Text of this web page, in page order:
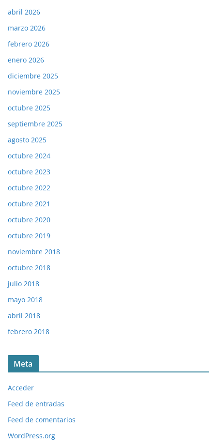
abril 2026
marzo 2026
febrero 2026
enero 2026
diciembre 2025
noviembre 2025
octubre 2025
septiembre 2025
agosto 2025
octubre 2024
octubre 2023
octubre 2022
octubre 2021
octubre 2020
octubre 2019
noviembre 2018
octubre 2018
julio 2018
mayo 2018
abril 2018
febrero 2018
Meta
Acceder
Feed de entradas
Feed de comentarios
WordPress.org